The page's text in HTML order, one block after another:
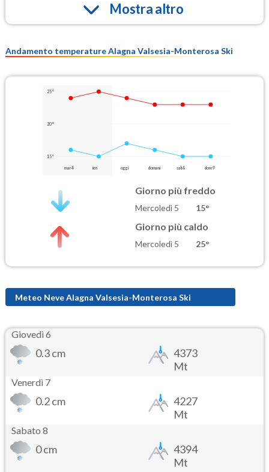
Mostra altro
Andamento temperature Alagna Valsesia-Monterosa Ski
25°
20°
15°
mar 4 ieri oggi domani sab 8 dom 9
Giorno più freddo
Mercoledì 5 15°
Giorno più caldo
Mercoledì 5 25°
Meteo Neve Alagna Valsesia-Monterosa Ski
Giovedì 6
0.3 cm
4373
Mt
Venerdì 7
0.2 cm
4227
Mt
Sabato 8
0 cm
4394
Mt